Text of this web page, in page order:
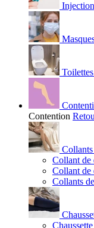
Contention
Collant de
Collant de
Collants